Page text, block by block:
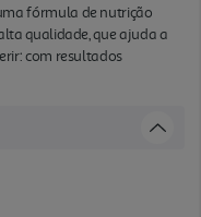
fórmula de nutrição
qualidade, que ajuda a
com resultados